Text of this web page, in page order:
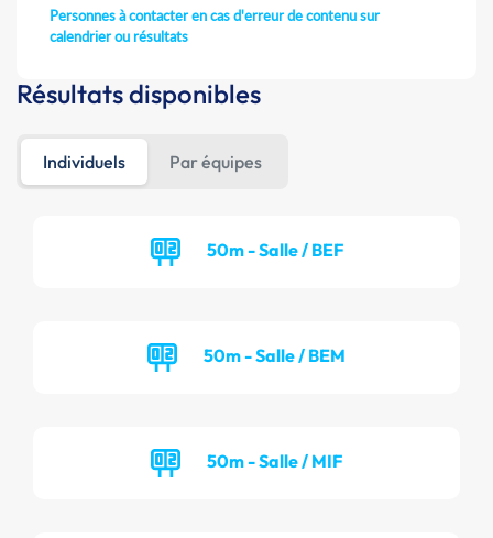
Personnes à contacter en cas d'erreur de contenu sur
calendrier ou résultats
Résultats disponibles
Individuels Par équipes
50m - Salle / BEF
50m - Salle / BEM
50m - Salle / MIF